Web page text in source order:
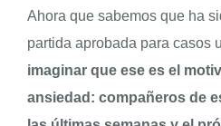
Ahora que sabemos que ha
partida aprobada para casos
imaginar que ese es el
ansiedad: compañeros de